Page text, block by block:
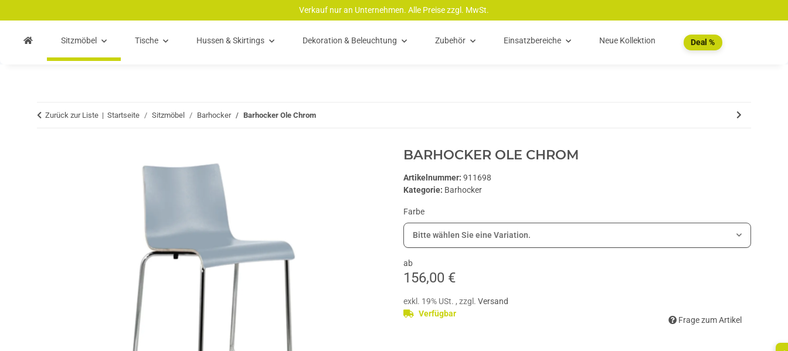
Verkauf nur an Unternehmen. Alle Preise zzgl. MwSt.
Sitzmöbel Tische Hussen & Skirtings Dekoration & Beleuchtung Zubehör Einsatzbereiche Neue Kollektion Deal %
Zurück zur Liste Startseite Sitzmöbel Barhocker Barhocker Ole Chrom
BARHOCKER OLE CHROM
Artikelnummer: 911698
Kategorie: Barhocker
Farbe
Bitte wählen Sie eine Variation.
ab
156,00 €
exkl. 19% USt. , zzgl. Versand
Verfügbar
Frage zum Artikel